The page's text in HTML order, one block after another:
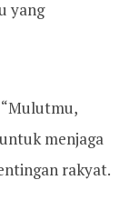
yang
menjaga
rakyat.